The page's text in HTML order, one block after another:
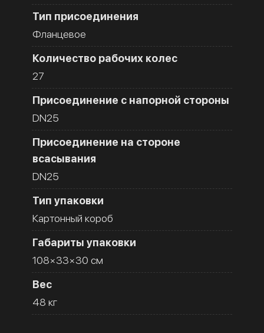
Тип присоединения
Фланцевое
Количество рабочих колес
27
Присоединение с напорной стороны
DN25
Присоединение на стороне
всасывания
DN25
Тип упаковки
Картонный короб
Габариты упаковки
108×33×30 см
Вес
48 кг